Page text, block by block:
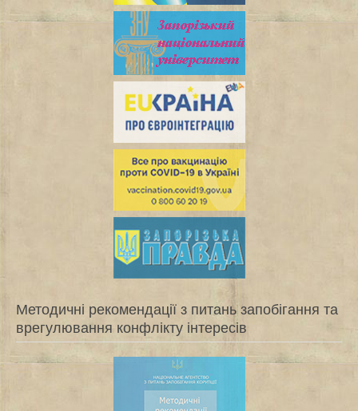
Методичні рекомендації з питань запобігання та
врегулювання конфлікту інтересів